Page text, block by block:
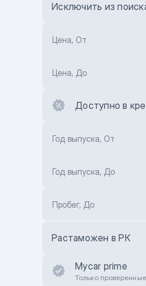
Исключить из
Цена, От
Цена, До
Доступно в
Год выпуска, От
Год выпуска, До
Пробег, До
Растаможен в РК
Mycar prime
Только